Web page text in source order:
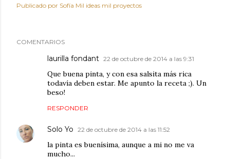
Publicado por Sofía Mil ideas mil proyectos
COMENTARIOS
laurilla fondant 22 de octubre de 2014 a las 9:31
Que buena pinta, y con esa salsita más rica
todavía deben estar. Me apunto la receta ;). Un
beso!
RESPONDER
Solo Yo 22 de octubre de 2014 a las 11:52
la pinta es buenísima, aunque a mi no me va
mucho...